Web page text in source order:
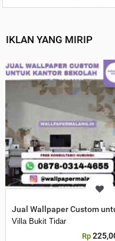
IKLAN YANG MIRIP
Jual Wallpaper Custom
Villa Bukit Tidar
Rp